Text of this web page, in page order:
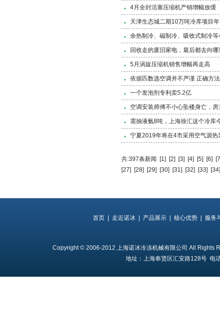
4月全封活塞压缩机产销增幅放缓
天津生态城二期10万吨冷库项目
余热制冷、磁制冷、吸收式制冷
回收走的废旧家电，最后都去向
5月涡旋压缩机销售增幅再走高
依据匹数选空调并不严谨 正确方
一个发泡剂专利卖5.2亿
空调安装师傅不小心坠楼身亡，
需抽液氨8吨，上海徐汇这个冷库
宁夏2019年将在4市采用空气源热
共:397条新闻 [1] [2] [3] [4] [5] [6]
[27]
[28] [29] [30] [31] [32] [33] [34]
首页 走近诺冰 产品展示 核心优势 服务
Copyright © 2006-2012 上海诺冰冷冻机械有限公司 All Rights
地址：上海奉贤区汇安路128号